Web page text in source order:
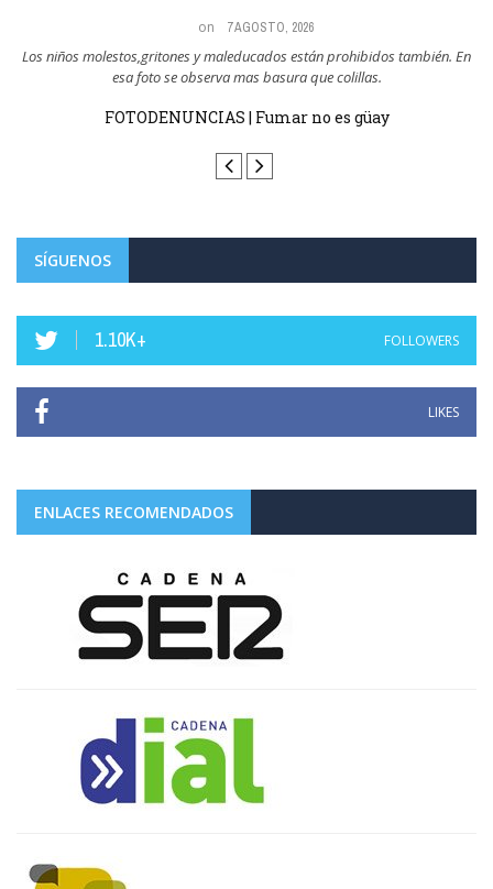
on 7 AGOSTO, 2026
Todo el mundo sabe quién tira las colillas al suelo y son los que ejemplo
tienen ...
FOTODENUNCIAS | Fumar no es güay
SÍGUENOS
1.10K+ FOLLOWERS
LIKES
ENLACES RECOMENDADOS